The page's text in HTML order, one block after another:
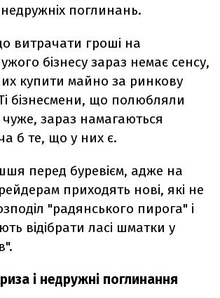
поглинань.
витрачати гроші на
бізнесу зараз немає сенсу,
купити майно за ринкову
бізнесмени, що полюбляли
зараз намагаються
б те, що у них є.
перед буревієм, адже на
приходять нові, які не
"радянського пирога" і
відібрати ласі шматки у
і недружні поглинання